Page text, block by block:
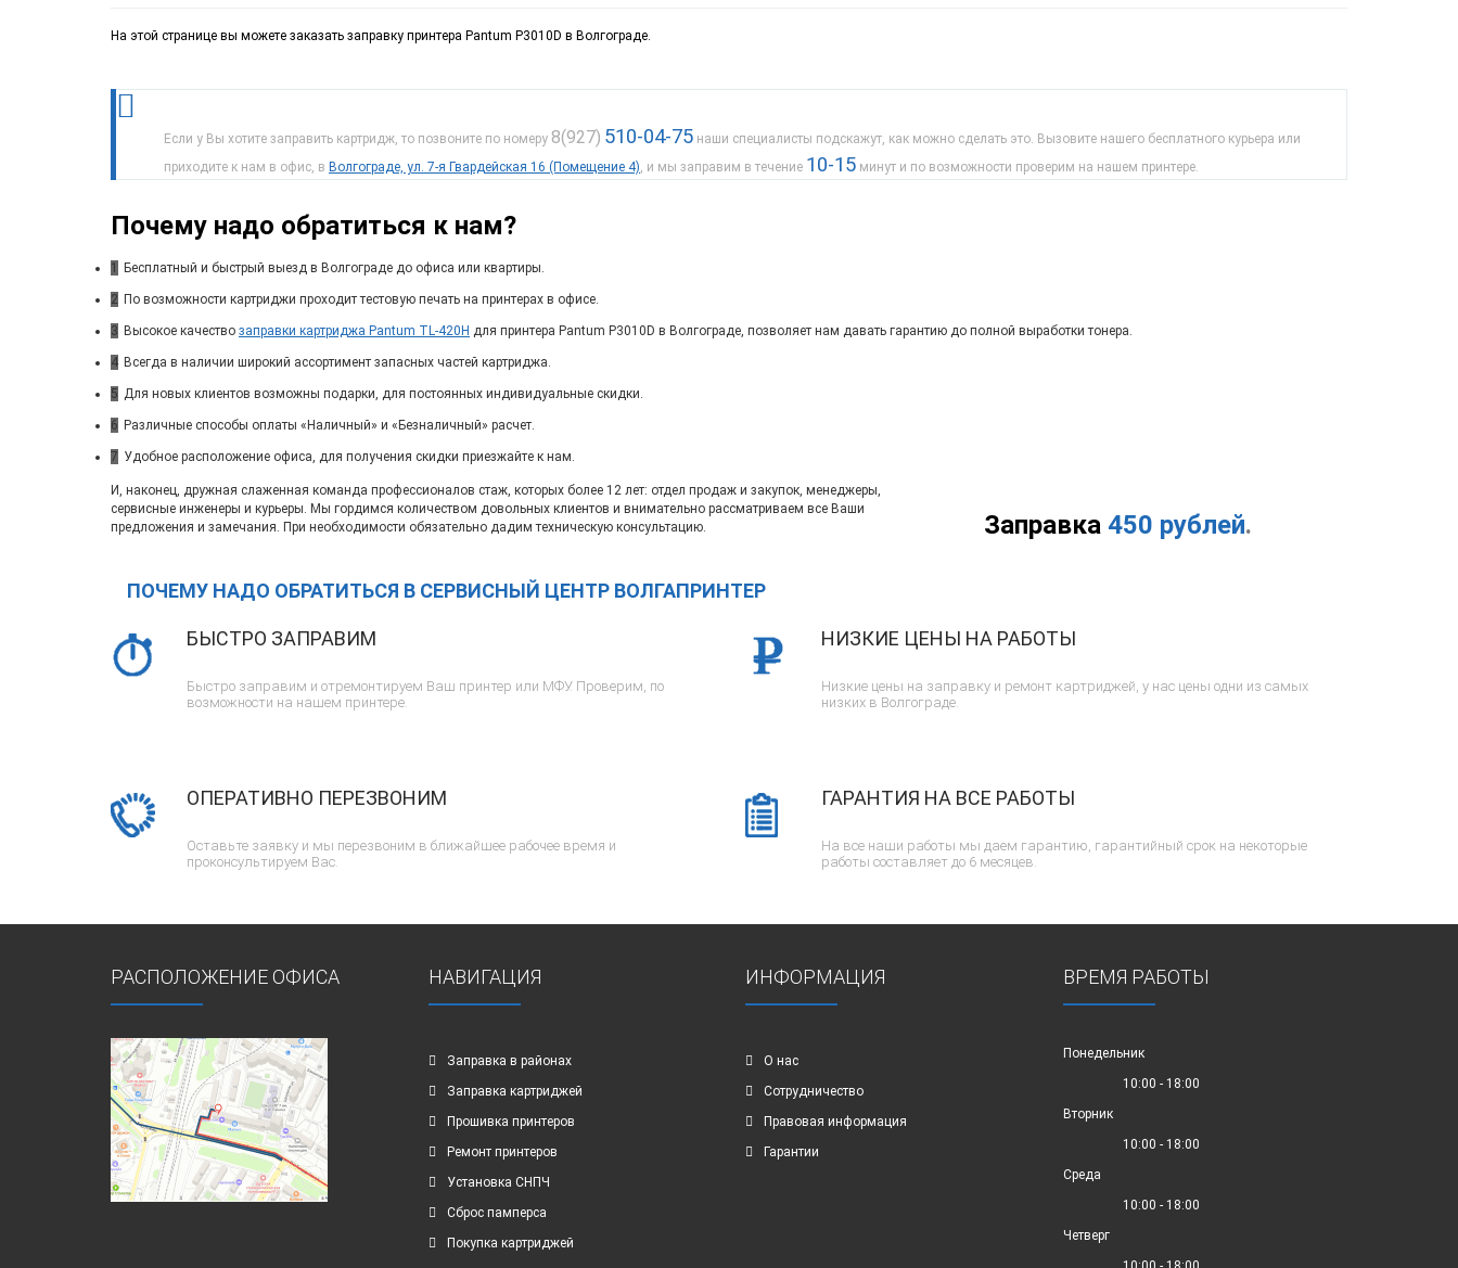
На этой странице вы можете заказать заправку принтера Pantum P3010D в Волгограде.
Если у Вы хотите заправить картридж, то позвоните по номеру 8(927) 510-04-75 наши специалисты подскажут, как можно сделать это. Вызовите нашего бесплатного курьера или
приходите к нам в офис, в Волгограде, ул. 7-я Гвардейская 16 (Помещение 4) , и мы заправим в течение 10-15 минут и по возможности проверим на нашем принтере.
Почему надо обратиться к нам?
1 Бесплатный и быстрый выезд в Волгограде до офиса или квартиры.
2 По возможности картриджи проходит тестовую печать на принтерах в офисе.
3 Высокое качество заправки картриджа Pantum TL-420H для принтера Pantum P3010D в Волгограде, позволяет нам давать гарантию до полной выработки тонера.
4 Всегда в наличии широкий ассортимент запасных частей картриджа.
5 Для новых клиентов возможны подарки, для постоянных индивидуальные скидки.
6 Различные способы оплаты «Наличный» и «Безналичный» расчет.
7 Удобное расположение офиса, для получения скидки приезжайте к нам.
Заправка 450 рублей.
И, наконец, дружная слаженная команда профессионалов стаж, которых более 12 лет: отдел продаж и закупок, менеджеры,
сервисные инженеры и курьеры. Мы гордимся количеством довольных клиентов и внимательно рассматриваем все Ваши
предложения и замечания. При необходимости обязательно дадим техническую консультацию.
ПОЧЕМУ НАДО ОБРАТИТЬСЯ В СЕРВИСНЫЙ ЦЕНТР ВОЛГАПРИНТЕР
БЫСТРО ЗАПРАВИМ
Быстро заправим и отремонтируем Ваш принтер или МФУ. Проверим, по
возможности на нашем принтере.
ОПЕРАТИВНО ПЕРЕЗВОНИМ
Оставьте заявку и мы перезвоним в ближайшее рабочее время и
проконсультируем Вас.
НИЗКИЕ ЦЕНЫ НА РАБОТЫ
Низкие цены на заправку и ремонт картриджей, у нас цены одни из самых
низких в Волгограде.
ГАРАНТИЯ НА ВСЕ РАБОТЫ
На все наши работы мы даем гарантию, гарантийный срок на некоторые
работы составляет до 6 месяцев.
РАСПОЛОЖЕНИЕ ОФИСА НАВИГАЦИЯ
Заправка в районах
Заправка картриджей
Прошивка принтеров
Ремонт принтеров
Установка СНПЧ
Сброс памперса
Покупка картриджей
ИНФОРМАЦИЯ
О нас
Сотрудничество
Правовая информация
Гарантии
ВРЕМЯ РАБОТЫ
Понедельник
10:00 - 18:00
Вторник
10:00 - 18:00
Среда
10:00 - 18:00
Четверг